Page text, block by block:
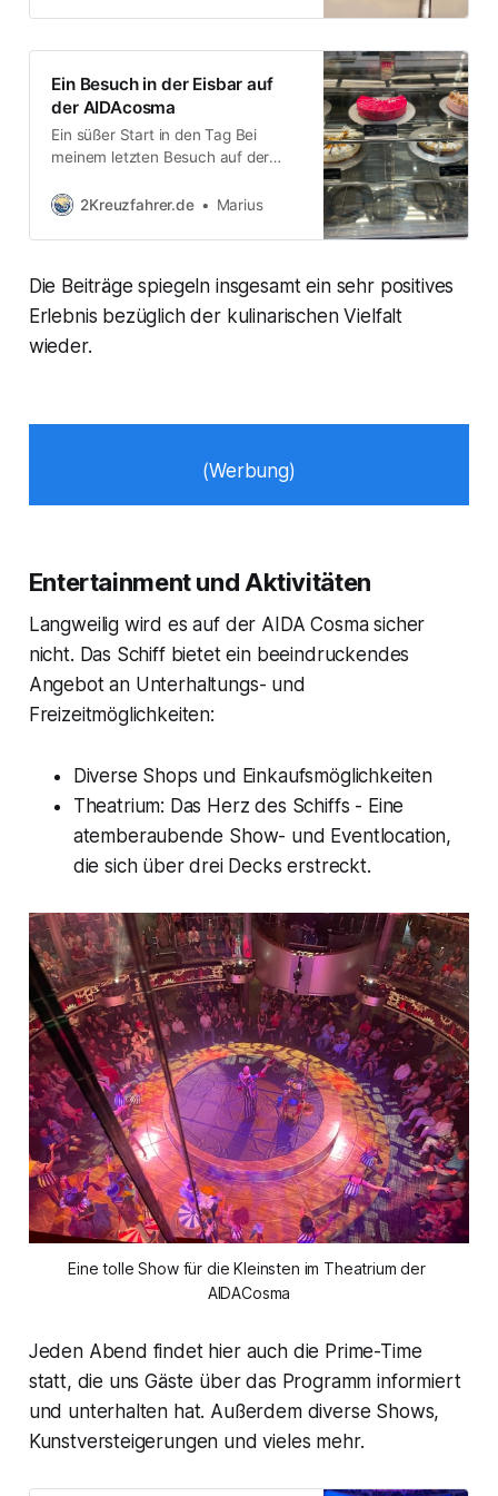
freundliche Personal konnte uns
dennoch einen Tisch anbieten. Der
Reise durch die französische Küche
zu werden, und wir wurden nicht
enttäuscht. Vorspeise: Rinder
Ein Besuch in der Eisbar auf
der AIDAcosma
Ein süßer Start in den Tag Bei
meinem letzten Besuch auf der
ausprobiert und war begeistert. Der
entschied mich für ein Stück
Glasur, das nicht nur optisch ein
Highlight war, sondern auch
geschmacklich voll überzeugte.
2Kreuzfahrer.de Marius
Die Beiträge spiegeln insgesamt ein sehr positives
Erlebnis bezüglich der kulinarischen Vielfalt
wieder.
(Werbung)
Entertainment und Aktivitäten
Langweilig wird es auf der AIDA Cosma sicher
nicht. Das Schiff bietet ein beeindruckendes
Angebot an Unterhaltungs- und
Freizeitmöglichkeiten:
Diverse Shops und Einkaufsmöglichkeiten
Theatrium: Das Herz des Schiffs - Eine
atemberaubende Show- und Eventlocation,
die sich über drei Decks erstreckt.
Eine tolle Show für die Kleinsten im Theatrium der
AIDACosma
Jeden Abend findet hier auch die Prime-Time
statt, die uns Gäste über das Programm informiert
und unterhalten hat. Außerdem diverse Shows,
Kunstversteigerungen und vieles mehr.